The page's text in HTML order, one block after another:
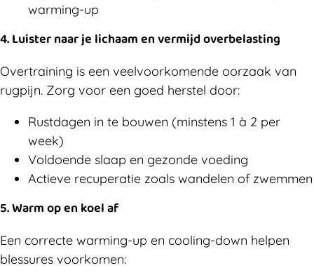
warming-up
4. Luister naar je lichaam en vermijd overbelasting
Overtraining is een veelvoorkomende oorzaak van
rugpijn. Zorg voor een goed herstel door:
Rustdagen in te bouwen (minstens 1 à 2 per
week)
Voldoende slaap en gezonde voeding
Actieve recuperatie zoals wandelen of zwemmen
5. Warm op en koel af
Een correcte warming-up en cooling-down helpen
blessures voorkomen: